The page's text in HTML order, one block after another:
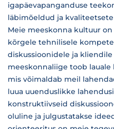
igapäevapanganduse
läbimõeldud ja
Meie meeskonna kultuur
kõrgele tehnilisele
diskussioonidele ja kliendile
meeskonnaliige toob
mis võimaldab meil
luua uuenduslikke
konstruktiivseid
oluline ja julgustatakse